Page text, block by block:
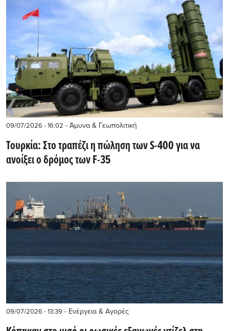
09/07/2026 - 16:02 - Άμυνα & Γεωπολιτική
Τουρκία: Στο τραπέζι η πώληση των S-400 για να
ανοίξει ο δρόμος των F-35
09/07/2026 - 13:39 - Ενέργεια & Αγορές